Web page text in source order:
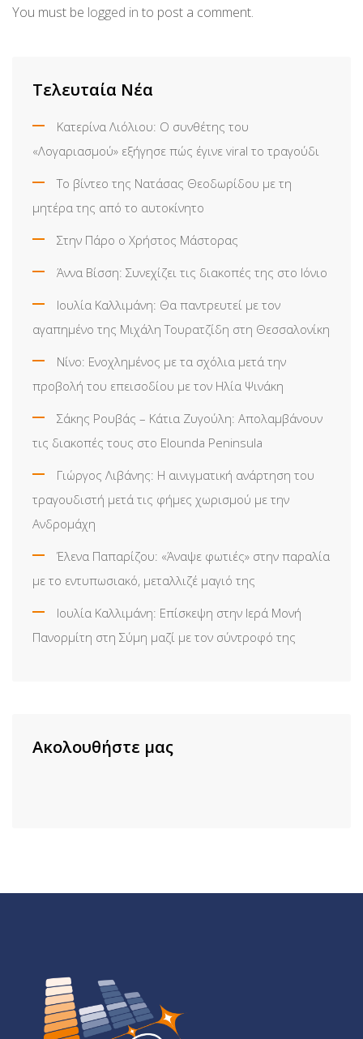
You must be logged in to post a comment.
Τελευταία Νέα
Κατερίνα Λιόλιου: Ο συνθέτης του
«Λογαριασμού» εξήγησε πώς έγινε viral το τραγούδι
Το βίντεο της Νατάσας Θεοδωρίδου με τη
μητέρα της από το αυτοκίνητο
Στην Πάρο ο Χρήστος Μάστορας
Άννα Βίσση: Συνεχίζει τις διακοπές της στο Ιόνιο
Ιουλία Καλλιμάνη: Θα παντρευτεί με τον
αγαπημένο της Μιχάλη Τουρατζίδη στη Θεσσαλονίκη
Νίνο: Ενοχλημένος με τα σχόλια μετά την
προβολή του επεισοδίου με τον Ηλία Ψινάκη
Σάκης Ρουβάς – Κάτια Ζυγούλη: Απολαμβάνουν
τις διακοπές τους στο Elounda Peninsula
Γιώργος Λιβάνης: Η αινιγματική ανάρτηση του
τραγουδιστή μετά τις φήμες χωρισμού με την
Ανδρομάχη
Έλενα Παπαρίζου: «Άναψε φωτιές» στην παραλία
με το εντυπωσιακό, μεταλλιζέ μαγιό της
Ιουλία Καλλιμάνη: Επίσκεψη στην Ιερά Μονή
Πανορμίτη στη Σύμη μαζί με τον σύντροφό της
Ακολουθήστε μας